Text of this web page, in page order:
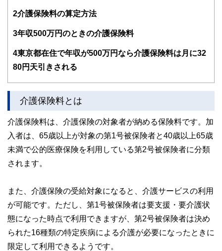
得者を中心に「お金や暮らし」に関する書籍・雑誌の編集経
験者で構成され、企画立案から記事掲載まですべての工程に
護士、税理士、宅地建物取引士、相続診断士、住宅ローンア
ドバイザー、DCプランナー、公認会計士、社会保険労務
士、行政書士、投資アナリスト、キャリアコンサルタントな
をわかりやすく発信している点です。
執筆者・監修者による執筆体制を築くことで、内容のわかり
やすさはもちろんのこと、読み応えのあるコンテンツと確か
な情報発信を実現しています。
2介護保険料の算定方法
3年収500万円のときの介護保険料
4東京都在住で年収が500万円なら介護保険料は月に32
80円天引きされる
介護保険料とは
介護保険料は、介護保険の対象者が納める保険料です。加
入者は、65歳以上が対象の第1号被保険者と40歳以上65歳
未満で公的医療保険を利用している第2号被保険者に分類
されます。
また、介護保険の受給対象になると、介護サービスの利用
が可能です。ただし、第1号被保険者は要支援・要介護状
態になった時点で利用できますが、第2号被保険者は決め
られた16種類の特定疾病による介護が必要になったときに
限定して利用できるようです。